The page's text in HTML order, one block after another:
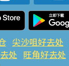
尖沙咀好去处
处 旺角好去处